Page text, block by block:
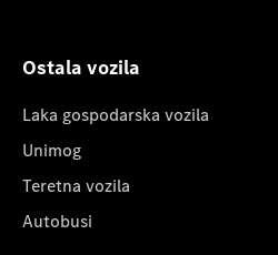
Ostala vozila
Laka gospodarska vozila
Unimog
Teretna vozila
Autobusi